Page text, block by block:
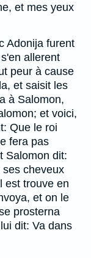
et mes yeux
Adonija furent
allerent
peur à cause
et saisit les
à Salomon,
et voici,
Que le roi
fera pas
Salomon dit:
cheveux
est trouve en
et on le
prosterna
dit: Va dans